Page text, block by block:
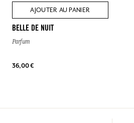
AJOUTER AU PANIER
BELLE DE NUIT
Parfum
36,00 €